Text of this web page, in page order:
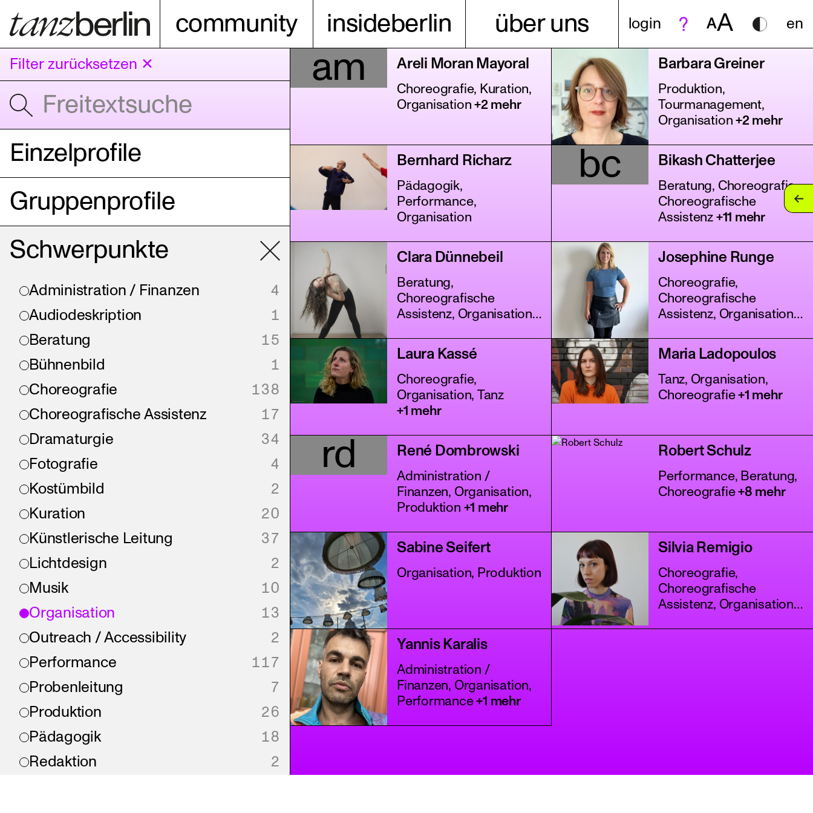
community insideberlin über uns login AA en
Filter zurücksetzen ✕
Einzelprofile
Gruppenprofile
Schwerpunkte
Administration / Finanzen
4
Audiodeskription
1
Beratung
15
Bühnenbild
1
Choreografie
138
Choreografische Assistenz
17
Dramaturgie
34
Fotografie
4
Kostümbild
2
Kuration
20
Künstlerische Leitung
37
Lichtdesign
2
Musik
10
Organisation
13
Outreach / Accessibility
2
Performance
117
Probenleitung
7
Produktion
26
Pädagogik
18
Redaktion
2
am Areli Moran Mayoral
Choreografie, Kuration,
Organisation +2 mehr
Barbara Greiner
Produktion,
Tourmanagement,
Organisation +2 mehr
Bernhard Richarz
Pädagogik,
Performance,
Organisation
bc Bikash Chatterjee
Beratung, Choreografie,
Choreografische
Assistenz +11 mehr
Clara Dünnebeil
Beratung,
Choreografische
Assistenz, Organisation
Josephine Runge
Choreografie,
Choreografische
Assistenz, Organisation
Laura Kassé
Choreografie,
Organisation, Tanz
+1 mehr
Maria Ladopoulos
Tanz, Organisation,
Choreografie+1 mehr
rd René Dombrowski
Administration /
Finanzen, Organisation,
Produktion +1 mehr
Robert Schulz
Performance, Beratung,
Choreografie+8 mehr
Sabine Seifert
Organisation, Produktion
Silvia Remigio
Choreografie,
Choreografische
Assistenz, Organisation
Yannis Karalis
Administration /
Finanzen, Organisation,
Performance+1 mehr